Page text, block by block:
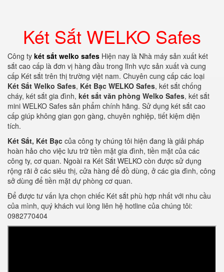
Két Sắt WELKO Safes
Công ty két sắt welko safes Hiện nay là Nhà máy sản xuất két
sắt cao cấp là đơn vị hàng đầu trong lĩnh vực sản xuất và cung
cấp Két sắt trên thị trường việt nam. Chuyên cung cấp các loại
Két Sắt Welko Safes, Két Bạc WELKO Safes, két sắt chống
cháy, két sắt gia đình, két sắt văn phòng Welko Safes, két sắt
mini WELKO Safes sản phẩm chính hãng. Sử dụng két sắt cao
cấp giúp không gian gọn gàng, chuyên nghiệp, tiết kiệm diện
tích.
Két Sắt, Két Bạc của công ty chúng tôi hiện đang là giải pháp
hoàn hảo cho việc lưu trữ tiền mặt gia đình, tiền mặt của các
công ty, cơ quan. Ngoài ra Két Sắt WELKO còn được sử dụng
rộng rãi ở các siêu thị, cửa hàng để đồ dùng, ở các gia đình, công
sở dùng để tiền mặt dự phòng cơ quan.
Để được tư vấn lựa chọn chiếc Két sắt phù hợp nhất với nhu cầu
của mình, quý khách vui lòng liên hệ hotline của chúng tôi:
0982770404